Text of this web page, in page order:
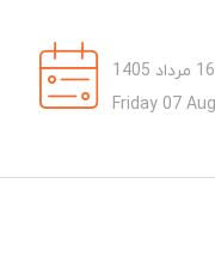
Friday 07